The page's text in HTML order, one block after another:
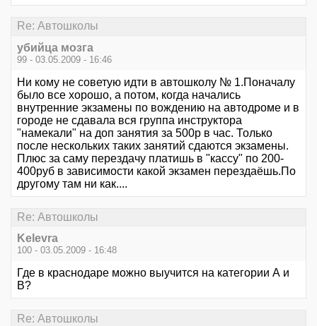
Re: Автошколы
убийца мозга
99 - 03.05.2009 - 16:46
Ни кому не советую идти в автошколу № 1.Поначалу
было все хорошо, а потом, когда начались
внутренние экзамены по вождению на автодроме и в
городе не сдавала вся группа инструктора
"намекали" на доп занятия за 500р в час. Только
после нескольких таких занятий сдаются экзамены.
Плюс за саму перездачу платишь в "кассу" по 200-
400руб в зависимости какой экзамен перездаёшь.По
другому там ни как....
Re: Автошколы
Kelevra
100 - 03.05.2009 - 16:48
Где в краснодаре можно выучится на категории А и
В?
Re: Автошколы